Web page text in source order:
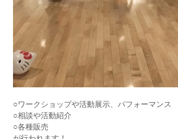
○ワークショップや活動展示、パフォーマンス
○相談や活動紹介
○各種販売